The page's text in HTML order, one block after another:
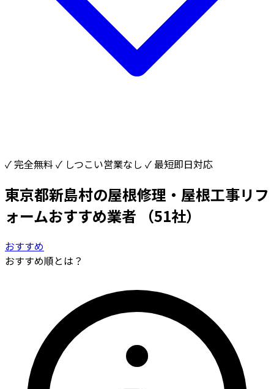
✓ 完全無料 ✓ しつこい営業なし ✓ 最短即日対応
東京都新島村の屋根修理・屋根工事リフ
ォームおすすめ業者
（51社）
おすすめ
おすすめ順とは？